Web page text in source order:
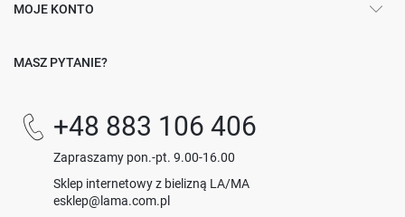
MOJE KONTO
MASZ PYTANIE?
+48 883 106 406
Zapraszamy pon.-pt. 9.00-16.00
Sklep internetowy z bielizną LA/MA
esklep@lama.com.pl